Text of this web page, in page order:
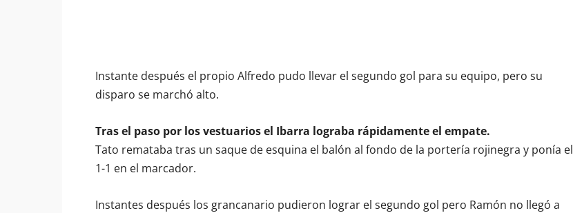
Instante después el propio Alfredo pudo llevar el segundo gol para su equipo, pero su
disparo se marchó alto.
Tras el paso por los vestuarios el Ibarra lograba rápidamente el empate.
Tato remataba tras un saque de esquina el balón al fondo de la portería rojinegra y ponía el
1-1 en el marcador.
Instantes después los grancanario pudieron lograr el segundo gol pero Ramón no llegó a